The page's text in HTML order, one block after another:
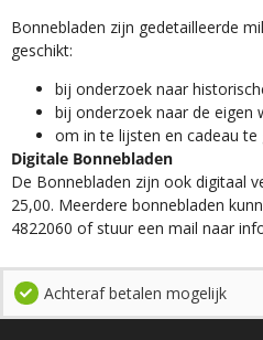
Bonnebladen zijn gedetailleerde
geschikt:​
​bij onderzoek naar
bij onderzoek naar de eigen
om in te lijsten en cadeau te
Digitale Bonnebladen
De Bonnebladen zijn ook digitaal
25,00. Meerdere bonnebladen
4822060 of stuur een mail naar
Achteraf betalen mogelijk